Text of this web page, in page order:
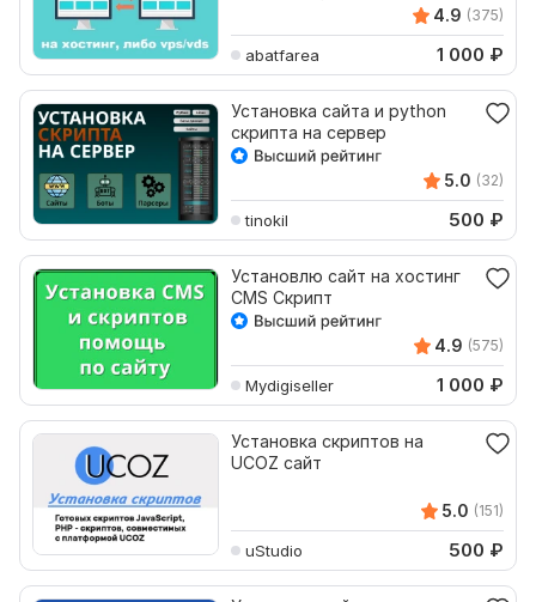
4.9 (375)
abatfarea 1 000 ₽
Установка сайта и python
скрипта на сервер
5.0 (32)
tinokil 500 ₽
Установлю сайт на хостинг
CMS Скрипт
4.9 (575)
Mydigiseller 1 000 ₽
Установка скриптов на
UCOZ сайт
5.0 (151)
uStudio 500 ₽